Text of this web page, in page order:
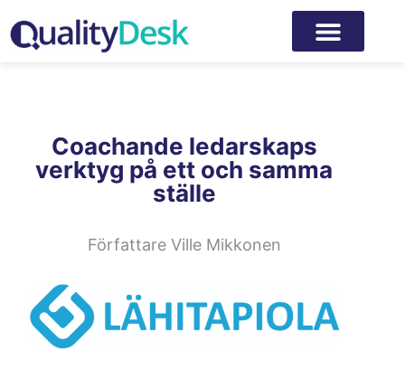
Coachande ledarskaps
verktyg på ett och samma
ställe
FörfattareVille Mikkonen